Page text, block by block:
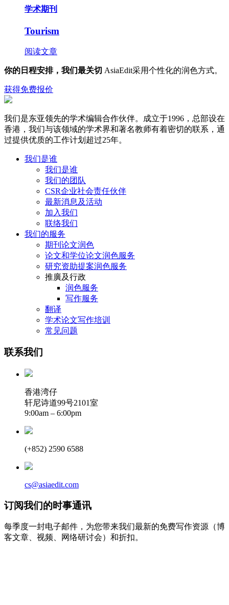
学术期刊
Tourism
阅读文章
你的日程安排，我们最关切 AsiaEdit采用个性化的润色方式。
获得免费报价
我们是东亚领先的学术编辑合作伙伴。成立于1996，总部设在
香港，我们与该领域的学术界和著名教师有着密切的联系，通
过提供优质的工作计划超过25年。
我们是谁
我们是谁
我们的团队
CSR企业社会责任伙伴
最新消息及活动
加入我们
联络我们
我们的服务
期刊论文润色
论文和学位论文润色服务
研究资助提案润色服务
推廣及行政
润色服务
写作服务
翻译
学术论文写作培训
常见问题
联系我们
香港湾仔
轩尼诗道99号2101室
9:00am – 6:00pm
(+852) 2590 6588
cs@asiaedit.com
订阅我们的时事通讯
每季度一封电子邮件，为您带来我们最新的免费写作资源（博
客文章、视频、网络研讨会）和折扣。